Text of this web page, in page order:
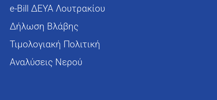
e-Bill ΔΕΥΑ Λουτρακίου
Δήλωση Βλάβης
Τιμολογιακή Πολιτική
Αναλύσεις Νερού